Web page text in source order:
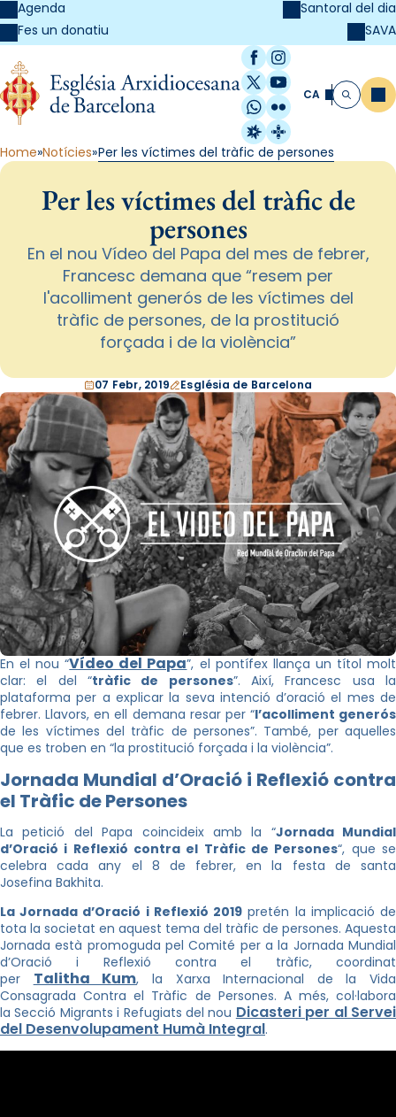
Agenda
Fes un donatiu
Santoral del dia
SAVA
Facebook
Instagram
X / Twitter
YouTube
WhatsApp
Flickr
Radio Estel
Catalunya
CA Cerca
Home Notícies Per les víctimes del tràfic de persones
Per les víctimes del tràfic de
persones
En el nou Vídeo del Papa del mes de febrer,
Francesc demana que “resem per
l'acolliment generós de les víctimes del
tràfic de persones, de la prostitució
forçada i de la violència”
07 Febr, 2019 Església de Barcelona
En el nou “Vídeo del Papa”, el pontífex llança un títol molt
clar: el del “tràfic de persones”. Així, Francesc usa la
plataforma per a explicar la seva intenció d’oració el mes de
febrer. Llavors, en ell demana resar per “l’acolliment generós
de les víctimes del tràfic de persones”. També, per aquelles
que es troben en “la prostitució forçada i la violència”.
Jornada Mundial d’Oració i Reflexió contra
el Tràfic de Persones
La petició del Papa coincideix amb la “Jornada Mundial
d’Oració i Reflexió contra el Tràfic de Persones“, que se
celebra cada any el 8 de febrer, en la festa de santa
Josefina Bakhita.
La Jornada d’Oració i Reflexió 2019 pretén la implicació de
tota la societat en aquest tema del tràfic de persones. Aquesta
Jornada està promoguda pel Comité per a la Jornada Mundial
d’Oració i Reflexió contra el tràfic, coordinat
per Talitha Kum, la Xarxa Internacional de la Vida
Consagrada Contra el Tràfic de Persones. A més, col·labora
la Sec­ció Migrants i Refugiats del nou Dicasteri per al Servei
del Desenvolupament Humà Integral.